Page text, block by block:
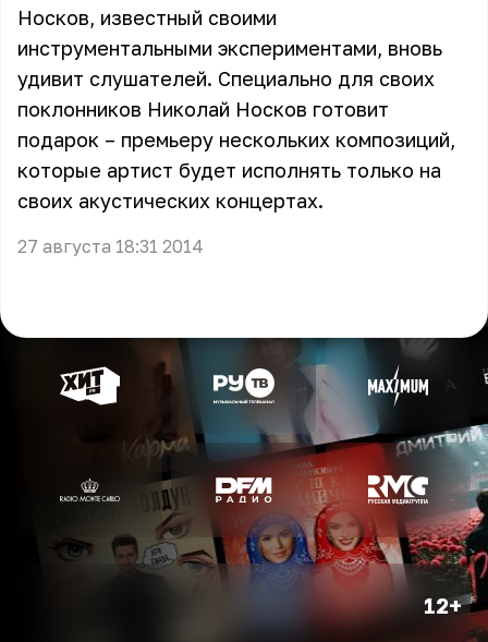
Носков, известный своими
инструментальными экспериментами, вновь
удивит слушателей. Специально для своих
поклонников Николай Носков готовит
подарок – премьеру нескольких композиций,
которые артист будет исполнять только на
своих акустических концертах.
27 августа 18:31 2014
12+